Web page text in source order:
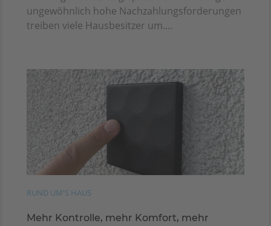
ungewöhnlich hohe Nachzahlungsforderungen
treiben viele Hausbesitzer um....
RUND UM'S HAUS
Mehr Kontrolle, mehr Komfort, mehr